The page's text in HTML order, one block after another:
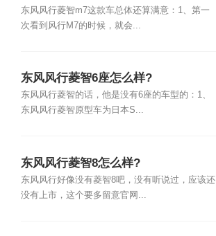
东风风行菱智m7这款车总体还算满意：1、第一
次看到风行M7的时候，就会...
东风风行菱智6座怎么样?
东风风行菱智的话，他是没有6座的车型的：1、
东风风行菱智原型车为日本S...
东风风行菱智8怎么样?
东风风行好像没有菱智8吧，没有听说过，应该还
没有上市，这个要多留意官网...